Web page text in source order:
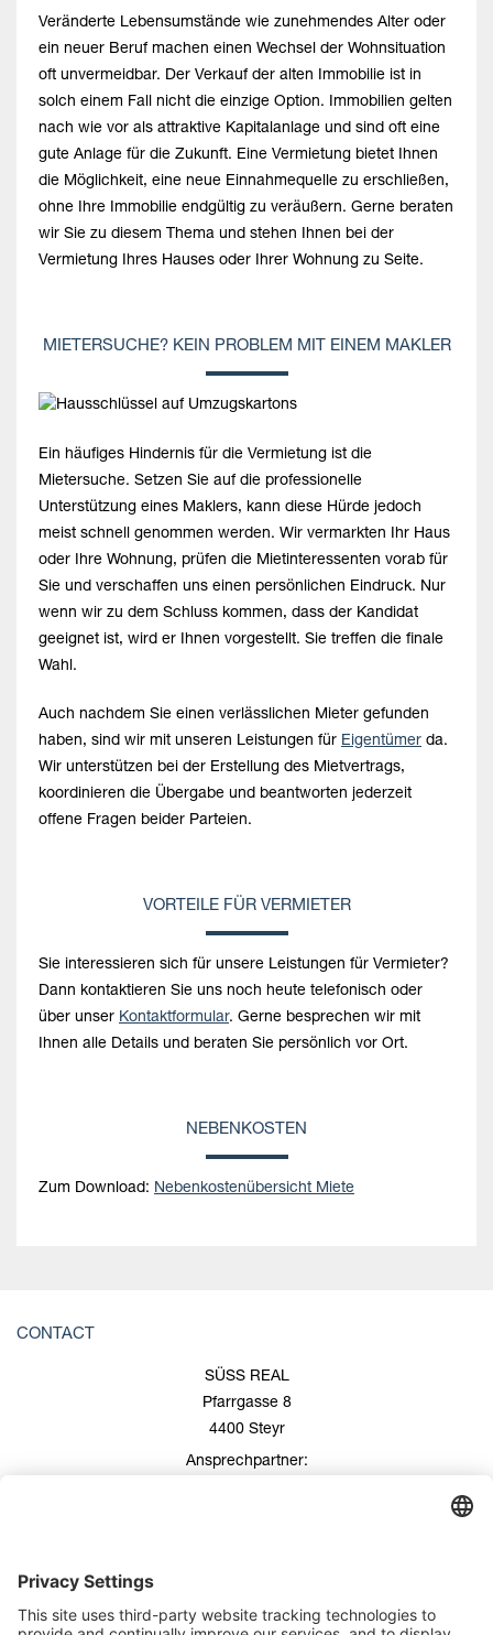
Veränderte Lebensumstände wie zunehmendes Alter oder
ein neuer Beruf machen einen Wechsel der Wohnsituation
oft unvermeidbar. Der Verkauf der alten Immobilie ist in
solch einem Fall nicht die einzige Option. Immobilien gelten
nach wie vor als attraktive Kapitalanlage und sind oft eine
gute Anlage für die Zukunft. Eine Vermietung bietet Ihnen
die Möglichkeit, eine neue Einnahmequelle zu erschließen,
ohne Ihre Immobilie endgültig zu veräußern. Gerne beraten
wir Sie zu diesem Thema und stehen Ihnen bei der
Vermietung Ihres Hauses oder Ihrer Wohnung zu Seite.
MIETERSUCHE? KEIN PROBLEM MIT EINEM MAKLER
Ein häufiges Hindernis für die Vermietung ist die
Mietersuche. Setzen Sie auf die professionelle
Unterstützung eines Maklers, kann diese Hürde jedoch
meist schnell genommen werden. Wir vermarkten Ihr Haus
oder Ihre Wohnung, prüfen die Mietinteressenten vorab für
Sie und verschaffen uns einen persönlichen Eindruck. Nur
wenn wir zu dem Schluss kommen, dass der Kandidat
geeignet ist, wird er Ihnen vorgestellt. Sie treffen die finale
Wahl.
Auch nachdem Sie einen verlässlichen Mieter gefunden
haben, sind wir mit unseren Leistungen für Eigentümer da.
Wir unterstützen bei der Erstellung des Mietvertrags,
koordinieren die Übergabe und beantworten jederzeit
offene Fragen beider Parteien.
VORTEILE FÜR VERMIETER
Sie interessieren sich für unsere Leistungen für Vermieter?
Dann kontaktieren Sie uns noch heute telefonisch oder
über unser Kontaktformular. Gerne besprechen wir mit
Ihnen alle Details und beraten Sie persönlich vor Ort.
NEBENKOSTEN
Zum Download: Nebenkostenübersicht Miete
CONTACT
SÜSS REAL
Pfarrgasse 8
4400 Steyr
Ansprechpartner: